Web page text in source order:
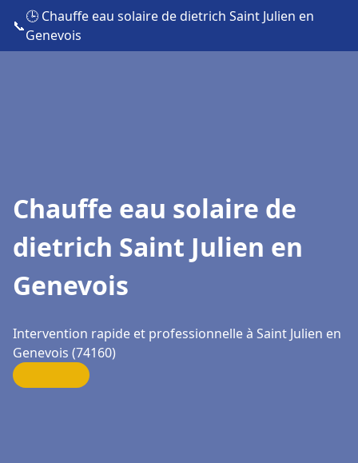
📞
🕒 Chauffe eau solaire de dietrich Saint Julien en
Genevois
Chauffe eau solaire de
dietrich Saint Julien en
Genevois
Intervention rapide et professionnelle à Saint Julien en
Genevois (74160)